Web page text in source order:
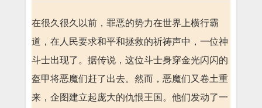
在很久很久以前，罪恶的势力在世界上横行霸
道，在人民要求和平和拯救的祈祷声中，一位神
斗士出现了。据传说，这位斗士身穿金光闪闪的
盔甲将恶魔们赶了出去。然而，恶魔们又卷土重
来，企图建立起庞大的仇恨王国。他们发动了一